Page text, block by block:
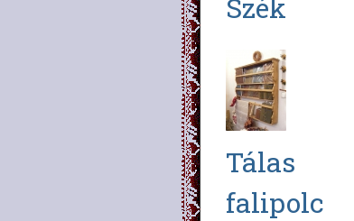
Szék
Tálas
falipolc